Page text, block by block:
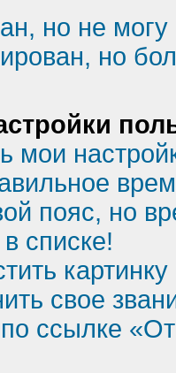
но не могу
но
мои
пояс, но
списке!
свое
ссылке